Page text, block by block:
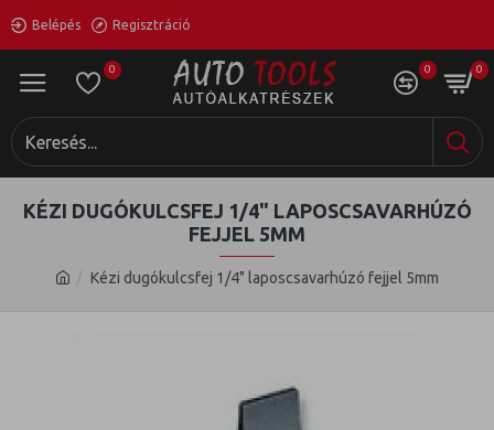
Belépés Regisztráció
0 0 0
Kézi dugókulcsfej 1/4" laposcsavarhúzó fejjel 5mm
KÉZI DUGÓKULCSFEJ 1/4" LAPOSCSAVARHÚZÓ
FEJJEL 5MM